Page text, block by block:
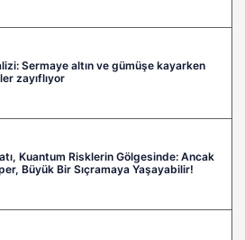
Sermaye altın ve gümüşe kayarken
zayıflıyor
Kuantum Risklerin Gölgesinde: Ancak
Büyük Bir Sıçramaya Yaşayabilir!